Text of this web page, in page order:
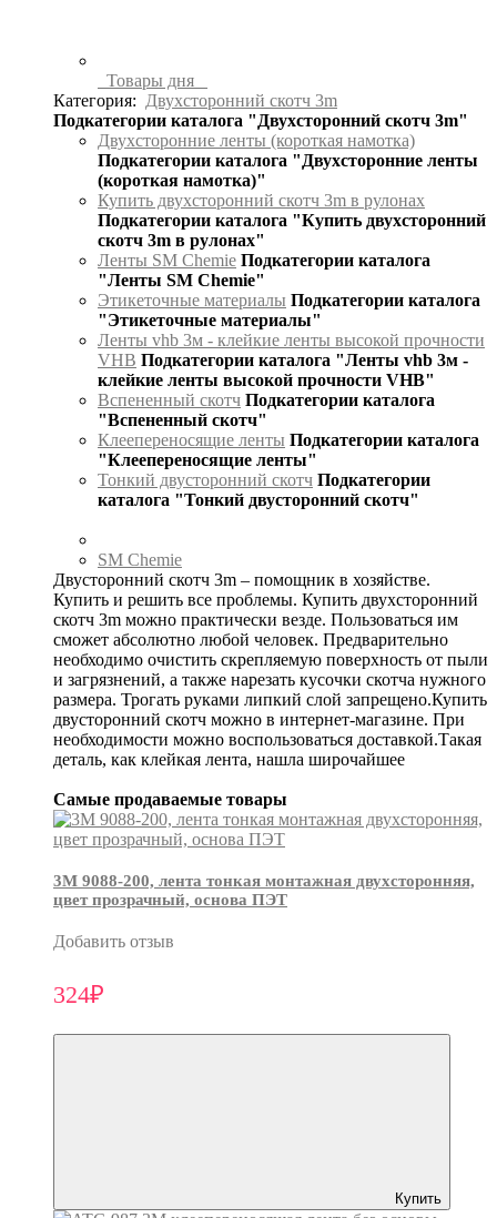
Товары дня
Категория:
Двухсторонний скотч 3m
Подкатегории каталога "Двухсторонний скотч 3m"
Двухсторонние ленты (короткая намотка)
Подкатегории каталога "Двухсторонние ленты
(короткая намотка)"
Купить двухсторонний скотч 3m в рулонах
Подкатегории каталога "Купить двухсторонний
скотч 3m в рулонах"
Ленты SM Chemie Подкатегории каталога
"Ленты SM Chemie"
Этикеточные материалы Подкатегории каталога
"Этикеточные материалы"
Ленты vhb 3м - клейкие ленты высокой прочности
VHB Подкатегории каталога "Ленты vhb 3м -
клейкие ленты высокой прочности VHB"
Вспененный скотч Подкатегории каталога
"Вспененный скотч"
Клеепереносящие ленты Подкатегории каталога
"Клеепереносящие ленты"
Тонкий двусторонний скотч Подкатегории
каталога "Тонкий двусторонний скотч"
SM Chemie
Двусторонний скотч 3m – помощник в хозяйстве.
Купить и решить все проблемы. Купить двухсторонний
скотч 3m можно практически везде. Пользоваться им
сможет абсолютно любой человек. Предварительно
необходимо очистить скрепляемую поверхность от пыли
и загрязнений, а также нарезать кусочки скотча нужного
размера. Трогать руками липкий слой запрещено.Купить
двусторонний скотч можно в интернет-магазине. При
необходимости можно воспользоваться доставкой.Такая
деталь, как клейкая лента, нашла широчайшее
Самые продаваемые товары
3М 9088-200, лента тонкая монтажная двухсторонняя,
цвет прозрачный, основа ПЭТ
Добавить отзыв
324₽
Купить